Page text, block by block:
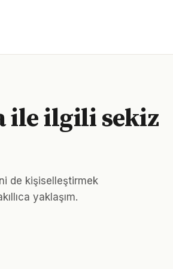
ile ilgili sekiz
de kişiselleştirmek
yaklaşım.